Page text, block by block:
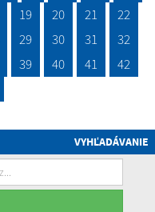
19 20 21
22
29 30 31
32
39 40 41
42
VYHĽADÁVANIE